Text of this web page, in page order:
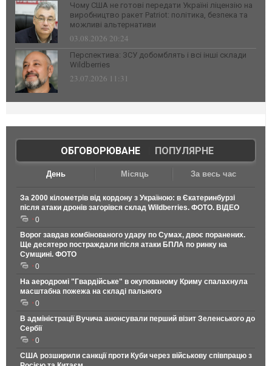
Чому США не готові передати Україні ліцензію на
виробництво ракет Patriot: політика, безпека та
можливі альтернативи
03.08.2026 20:24
Перспектива: ЗСУ добомблять і всі інші склади
Wildberries
23.07.2026 11:31
ОБГОВОРЮВАНЕ| ПОПУЛЯРНЕ
День Місяць За весь час
За 2000 кілометрів від кордону з Україною: в Єкатеринбурзі
після атаки дронів загорівся склад Wildberries. ФОТО. ВІДЕО
0
Ворог завдав комбінованого удару по Сумах, двоє поранених.
Ще десятеро постраждали після атаки БПЛА по ринку на
Сумщині. ФОТО
0
На аеродромі "Гвардійське" в окупованому Криму спалахнула
масштабна пожежа на складі пального
0
В адміністрації Вучича анонсували перший візит Зеленського до
Сербії
0
США розширили санкції проти Куби через військову співпрацю з